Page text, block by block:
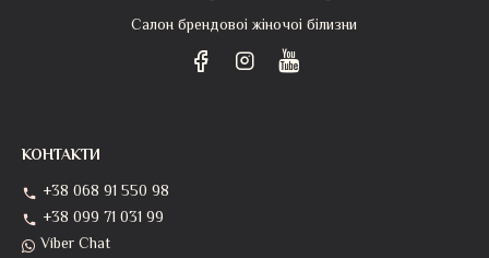
Салон брендовоі жіночоі білизни
КОНТАКТИ
+38 068 91 550 98
+38 099 71 031 99
Viber Chat